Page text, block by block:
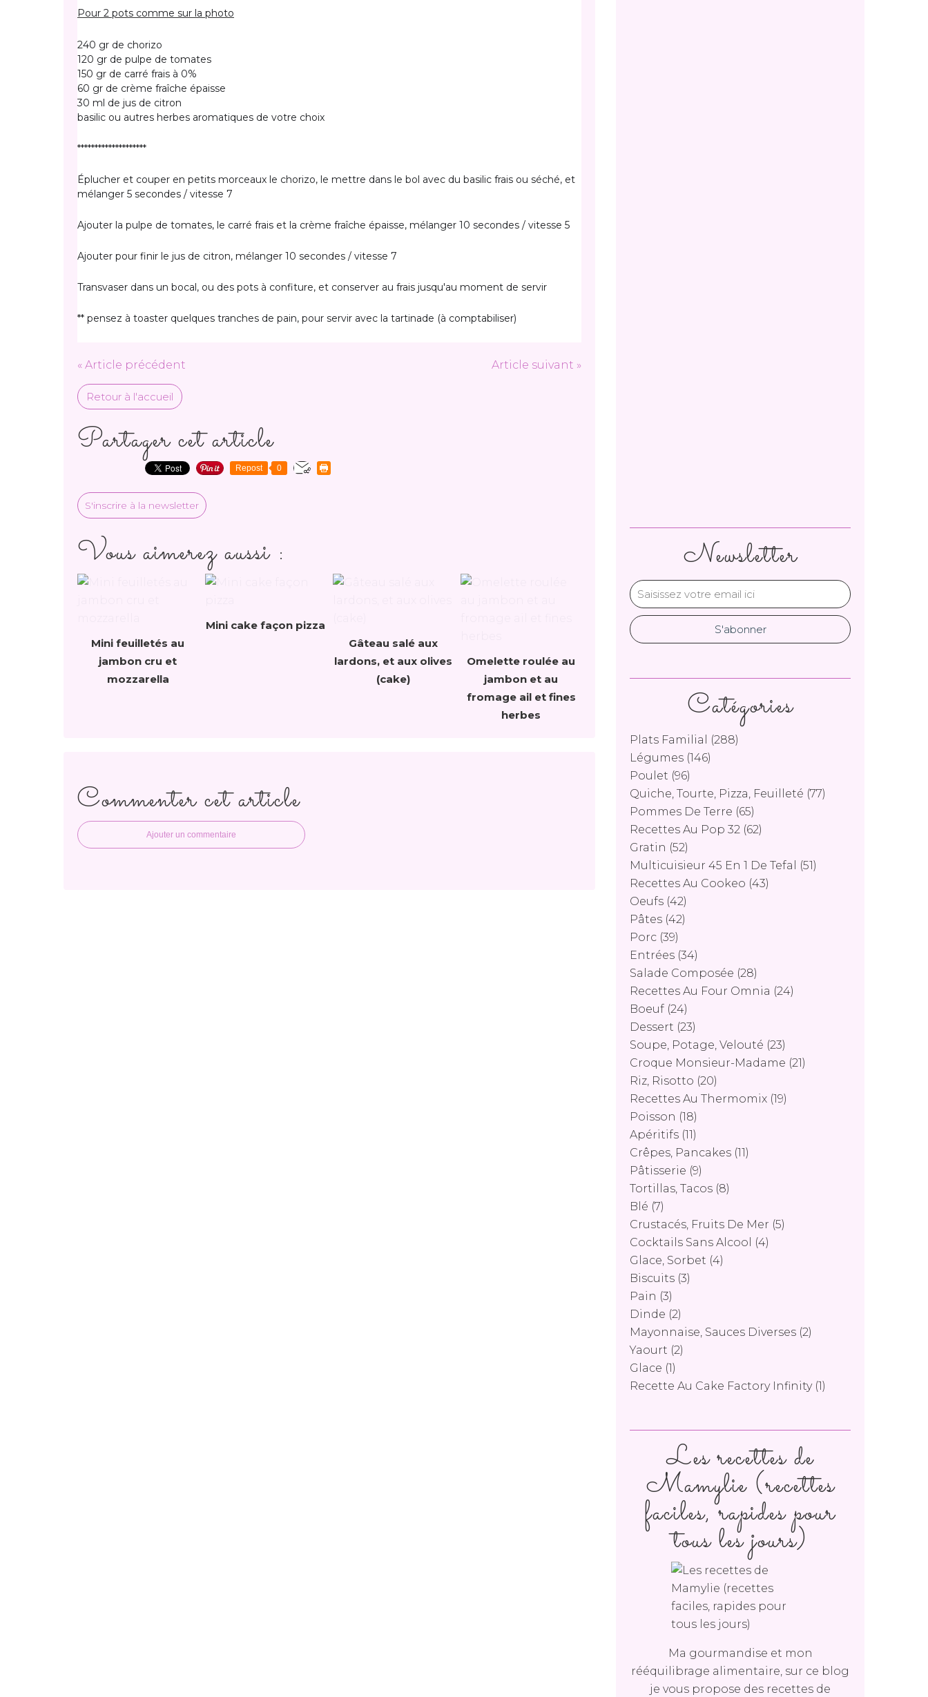
Pour 2 pots comme sur la photo
240 gr de chorizo
120 gr de pulpe de tomates
150 gr de carré frais à 0%
60 gr de crème fraîche épaisse
30 ml de jus de citron
basilic ou autres herbes aromatiques de votre choix
********************
Éplucher et couper en petits morceaux le chorizo, le mettre dans le bol avec du basilic frais ou séché, et
mélanger 5 secondes / vitesse 7
Ajouter la pulpe de tomates, le carré frais et la crème fraîche épaisse, mélanger 10 secondes / vitesse 5
Ajouter pour finir le jus de citron, mélanger 10 secondes / vitesse 7
Transvaser dans un bocal, ou des pots à confiture, et conserver au frais jusqu'au moment de servir
** pensez à toaster quelques tranches de pain, pour servir avec la tartinade (à comptabiliser)
« Article précédent Article suivant »
Retour à l'accueil
Partager cet article
Repost 0
S'inscrire à la newsletter
Vous aimerez aussi :
Mini feuilletés au
jambon cru et
mozzarella
Mini cake façon pizza
Gâteau salé aux
lardons, et aux olives
(cake)
Omelette roulée au
jambon et au
fromage ail et fines
herbes
Commenter cet article
Ajouter un commentaire
Newsletter
Catégories
Plats Familial
(288)
Légumes (146)
Poulet (96)
Quiche, Tourte, Pizza, Feuilleté (77)
Pommes De Terre (65)
Recettes Au Pop 32 (62)
Gratin (52)
Multicuisieur 45 En 1 De Tefal
(51)
Recettes Au Cookeo (43)
Oeufs (42)
Pâtes (42)
Porc (39)
Entrées (34)
Salade Composée (28)
Recettes Au Four Omnia (24)
Boeuf (24)
Dessert (23)
Soupe, Potage, Velouté (23)
Croque Monsieur-Madame (21)
Riz, Risotto (20)
Recettes Au Thermomix (19)
Poisson (18)
Apéritifs (11)
Crêpes, Pancakes (11)
Pâtisserie (9)
Tortillas, Tacos (8)
Blé (7)
Crustacés, Fruits De Mer (5)
Cocktails Sans Alcool
(4)
Glace, Sorbet (4)
Biscuits (3)
Pain (3)
Dinde (2)
Mayonnaise, Sauces Diverses (2)
Yaourt (2)
Glace (1)
Recette Au Cake Factory Infinity(1)
Les recettes de
Mamylie (recettes
faciles, rapides pour
tous les jours)
Ma gourmandise et mon
rééquilibrage alimentaire, sur ce blog
je vous propose des recettes de